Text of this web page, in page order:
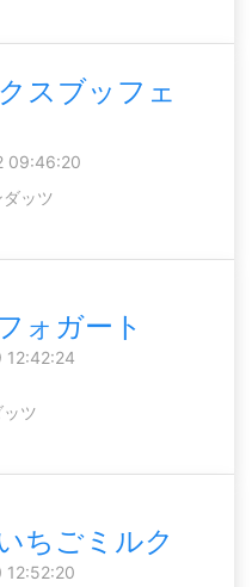
スブッフェ
09:46:20
ッツ
ォガート
12:42:24
ツ
ちごミルク
12:52:20